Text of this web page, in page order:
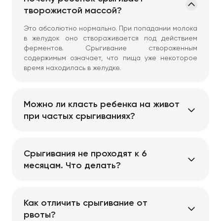
творожистой массой?
Это абсолютно нормально. При попадании молока
в желудок оно створаживается под действием
ферментов. Срыгивание створоженным
содержимым означает, что пища уже некоторое
время находилась в желудке.
Можно ли класть ребенка на живот
при частых срыгиваниях?
сразу после еды может провоцировать
срыгивание.
Срыгивания не проходят к 6
месяцам. Что делать?
или неврологической проблеме. Требуется
углубленное обследование ребенка.
Как отличить срыгивание от
рвоты?